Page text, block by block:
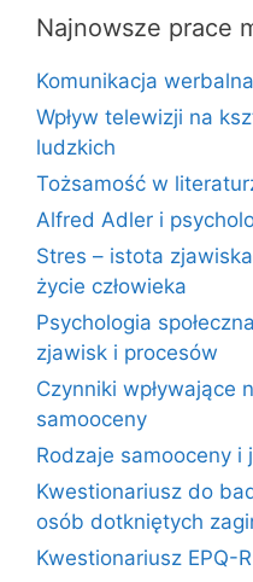
Najnowsze prace
Komunikacja werbalna
Wpływ telewizji na
ludzkich
Tożsamość w
Alfred Adler i
Stres – istota
życie człowieka
Psychologia
zjawisk i procesów
Czynniki wpływające
samooceny
Rodzaje samooceny i
Kwestionariusz do
osób dotkniętych
Kwestionariusz EPQ-R